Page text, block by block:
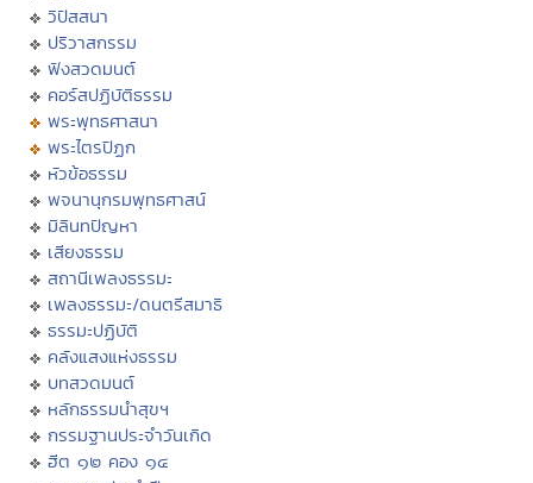
วิปัสสนา
ปริวาสกรรม
ฟังสวดมนต์
คอร์สปฏิบัติธรรม
พระพุทธศาสนา
พระไตรปิฏก
หัวข้อธรรม
พจนานุกรมพุทธศาสน์
มิลินทปัญหา
เสียงธรรม
สถานีเพลงธรรมะ
เพลงธรรมะ/ดนตรีสมาธิ
ธรรมะปฏิบัติ
คลังแสงแห่งธรรม
บทสวดมนต์
หลักธรรมนำสุขฯ
กรรมฐานประจำวันเกิด
ฮีต ๑๒ คอง ๑๔